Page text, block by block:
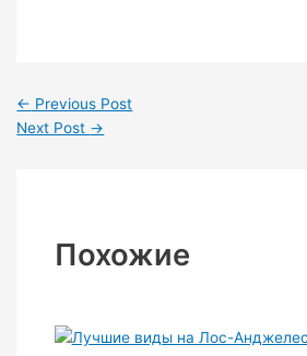
← Previous Post
Next Post →
Похожие